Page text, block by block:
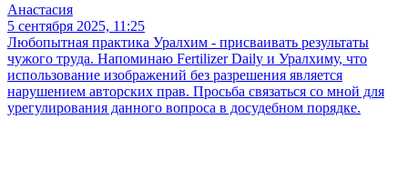
Анастасия
5 сентября 2025, 11:25
Любопытная практика Уралхим - присваивать результаты
чужого труда. Напоминаю Fertilizer Daily и Уралхиму, что
использование изображений без разрешения является
нарушением авторских прав. Просьба связаться со мной для
урегулирования данного вопроса в досудебном порядке.